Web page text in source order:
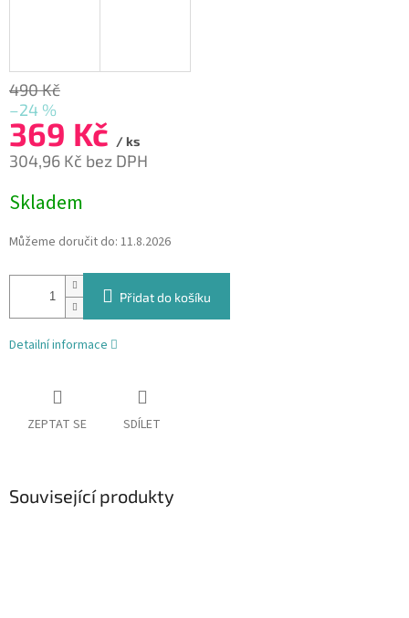
490 Kč
–24 %
369 Kč / ks
304,96 Kč bez DPH
cena:
Skladem
Můžeme doručit do: 11.8.2026
Přidat do košíku
Detailní informace
ZEPTAT SE SDÍLET
Související produkty